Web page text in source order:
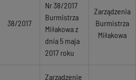
38/2017
Nr 38/2017
Burmistrza
Miłakowa z
dnia 5 maja
2017 roku
Zarządzenia
Burmistrza
Miłakowa
Zarządzenie